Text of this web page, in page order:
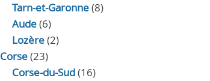
Tarn-et-Garonne(8)
Aude(6)
Lozère(2)
Corse(23)
Corse-du-Sud(16)